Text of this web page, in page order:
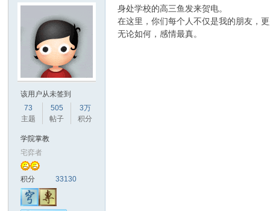
该用户从未签到
73
主题
505
帖子
3万
积分
学院掌教
宅弈者
积分 33130
身处学校的高三鱼发来贺电。
在这里，你们每个人不仅是我的朋友，
无论如何，感情最真。